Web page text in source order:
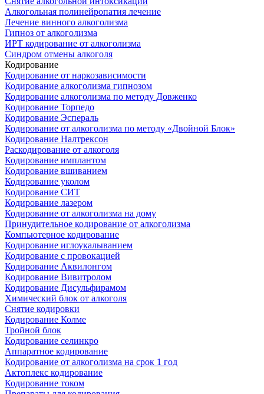
Алкогольная полинейропатия лечение
Лечение винного алкоголизма
Гипноз от алкоголизма
ИРТ кодирование от алкоголизма
Синдром отмены алкоголя
Кодирование
Кодирование от наркозависимости
Кодирование алкоголизма гипнозом
Кодирование алкоголизма по методу Довженко
Кодирование Торпедо
Кодирование Эспераль
Кодирование от алкоголизма по методу «Двойной Блок»
Кодирование Налтрексон
Раскодирование от алкоголя
Кодирование имплантом
Кодирование вшиванием
Кодирование уколом
Кодирование СИТ
Кодирование лазером
Кодирование от алкоголизма на дому
Принудительное кодирование от алкоголизма
Компьютерное кодирование
Кодирование иглоукалыванием
Кодирование с провокацией
Кодирование Аквилонгом
Кодирование Вивитролом
Кодирование Дисульфирамом
Химический блок от алкоголя
Снятие кодировки
Кодирование Колме
Тройной блок
Кодирование селинкро
Аппаратное кодирование
Кодирование от алкоголизма на срок 1 год
Актоплекс кодирование
Кодирование током